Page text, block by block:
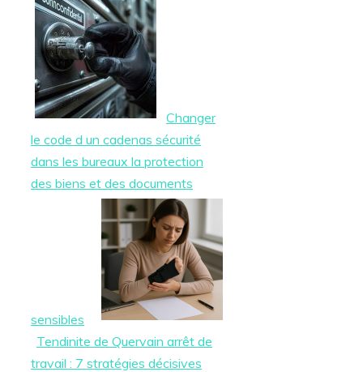
Changer
le code d un cadenas sécurité
dans les bureaux la protection
des biens et des documents
sensibles
Tendinite de Quervain arrêt de
travail : 7 stratégies décisives